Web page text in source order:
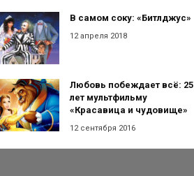
В самом соку: «Битлджус»
12 апреля 2018
Любовь побеждает всё: 25
лет мультфильму
«Красавица и чудовище»
12 сентября 2016